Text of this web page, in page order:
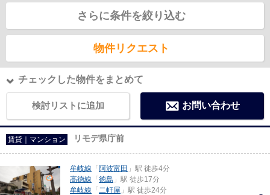
さらに条件を絞り込む
物件リクエスト
チェックした物件をまとめて
検討リストに追加 お問い合わせ
賃貸｜マンション リモデ県庁前
牟岐線 「 阿波富田 」駅 徒歩4分
高徳線 「 徳島 」駅 徒歩17分
牟岐線 「 二軒屋 」駅 徒歩24分